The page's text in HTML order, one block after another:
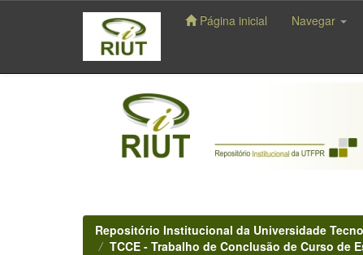
navigation
Página inicial Navegar
Repositório Institucional da Universidade
TCCE - Trabalho de Conclusão de Curso de